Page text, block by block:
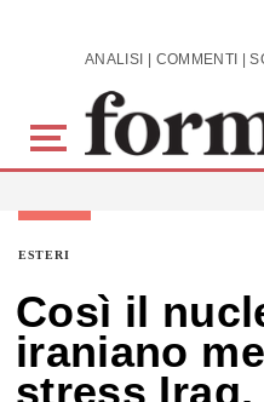
Skip to main content
ESTERI
Così il
iraniano
stress Iraq,